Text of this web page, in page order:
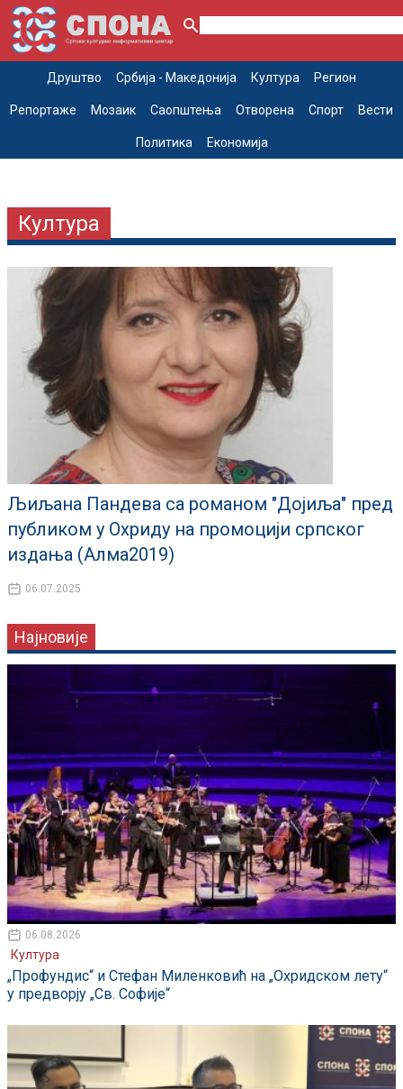
Друштво Србија - Македонија Култура Регион
Репортаже Мозаик Саопштења Отворена Спорт Вести
Политика Економија
Култура
Љиљана Пандева са романом "Дојиља" пред
публиком у Охриду на промоцији српског
издања (Алма2019)
06.07.2025
Најновије
06.08.2026
Култура
„Профундис“ и Стефан Миленковић на „Охридском лету“
у предворју „Св. Софије“